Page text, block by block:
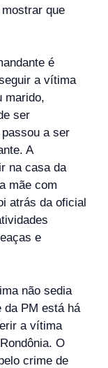
que
é
a vítima
marido,
ser
a ser
A
na casa da
mãe com
atrás da oficial
e
não sedia
da PM está há
a vítima
O
crime de